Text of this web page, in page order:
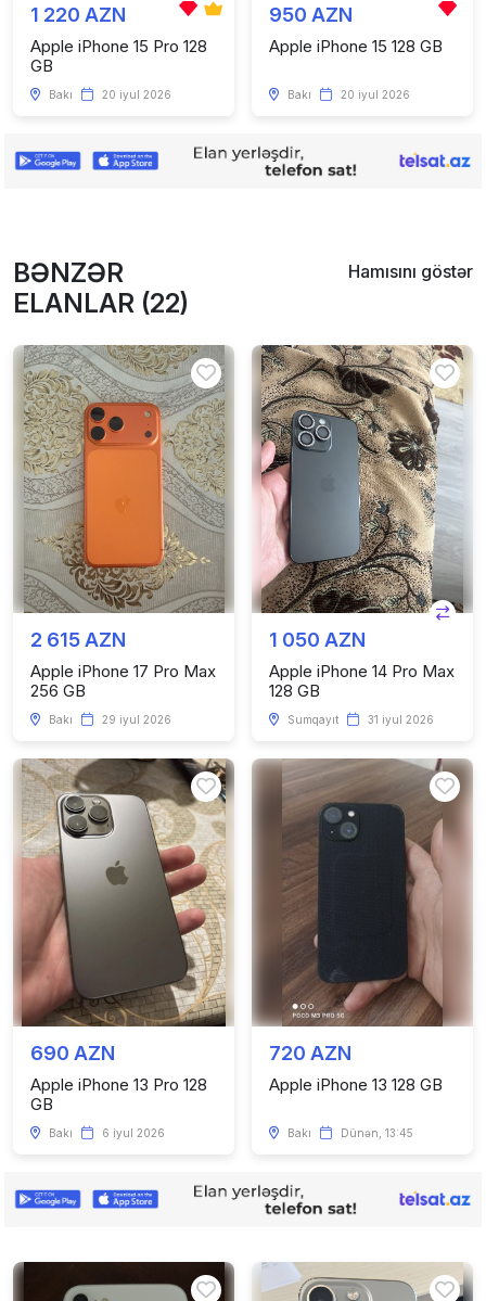
1 220 AZN
Apple iPhone 15 Pro 128
GB
Bakı 20 iyul 2026
950 AZN
Apple iPhone 15 128 GB
Bakı 20 iyul 2026
BƏNZƏR
ELANLAR (22)
Hamısını göstər
2 615 AZN
Apple iPhone 17 Pro Max
256 GB
Bakı 29 iyul 2026
1 050 AZN
Apple iPhone 14 Pro Max
128 GB
Sumqayıt 31 iyul 2026
690 AZN
Apple iPhone 13 Pro 128
GB
Bakı 6 iyul 2026
720 AZN
Apple iPhone 13 128 GB
Bakı Dünən, 13:45